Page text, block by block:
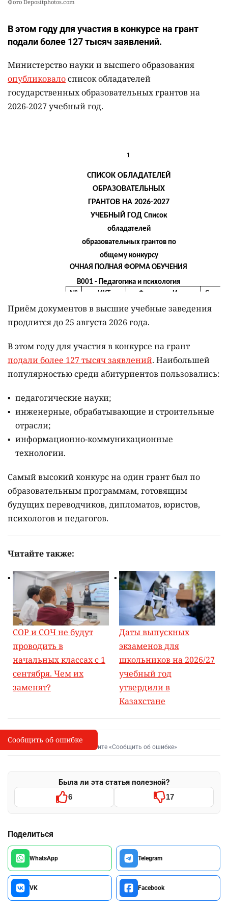
Фото Depositphotos.com
В этом году для участия в конкурсе на грант
подали более 127 тысяч заявлений.
Министерство науки и высшего образования
опубликовалосписок обладателей
государственных образовательных грантов на
2026-2027 учебный год.
Приём документов в высшие учебные заведения
продлится до 25 августа 2026 года.
В этом году для участия в конкурсе на грант
подали более 127 тысяч заявлений. Наибольшей
популярностью среди абитуриентов пользовались:
педагогические науки;
инженерные, обрабатывающие и строительные
отрасли;
информационно-коммуникационные
технологии.
Самый высокий конкурс на один грант был по
образовательным программам, готовящим
будущих переводчиков, дипломатов, юристов,
психологов и педагогов.
Читайте также:
СОР и СОЧ не будут
проводить в
начальных классах с 1
сентября. Чем их
заменят?
Даты выпускных
экзаменов для
школьников на 2026/27
учебный год
утвердили в
Казахстане
I
Сообщить об опечатке
Выделите фрагмент и нажмите «Сообщить об ошибке»
Была ли эта статья полезной?
6 17
Поделиться
WhatsApp Telegram
VK Facebook
Сообщить об ошибке